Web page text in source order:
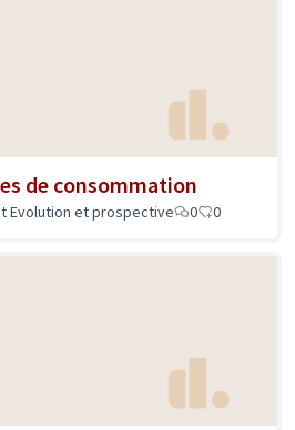
de consommation
Evolution et prospective 0 0